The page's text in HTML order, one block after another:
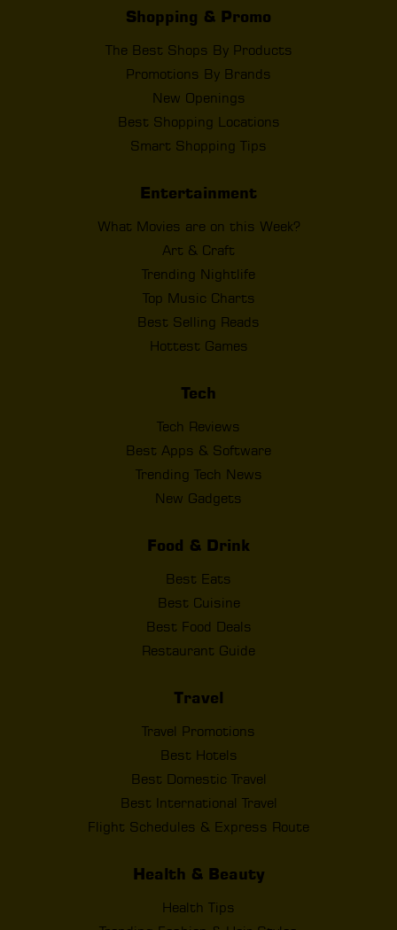
Shopping & Promo
The Best Shops By Products
Promotions By Brands
New Openings
Best Shopping Locations
Smart Shopping Tips
Entertainment
What Movies are on this Week?
Art & Craft
Trending Nightlife
Top Music Charts
Best Selling Reads
Hottest Games
Tech
Tech Reviews
Best Apps & Software
Trending Tech News
New Gadgets
Food & Drink
Best Eats
Best Cuisine
Best Food Deals
Restaurant Guide
Travel
Travel Promotions
Best Hotels
Best Domestic Travel
Best International Travel
Flight Schedules & Express Route
Health & Beauty
Health Tips